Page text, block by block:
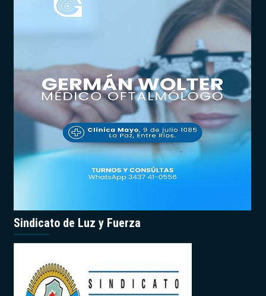
Sindicato de Luz y Fuerza